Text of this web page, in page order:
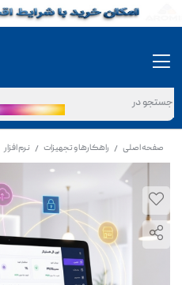
صفحه اصلی / راهکارها و تجهیزات / نرم افزار